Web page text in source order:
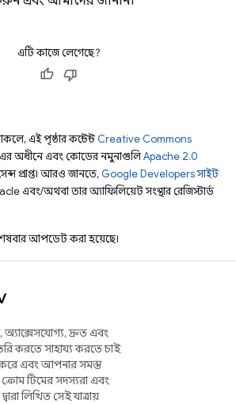
এটি কাজে লেগেছে?
এই পৃষ্ঠার কন্টেন্ট Creative Commons
অধীনে এবং কোডের নমুনাগুলিApache 2.0
প্রাপ্ত। আরও জানতে, Google Developers সাইট
এবং/অথবা তার অ্যাফিলিয়েট সংস্থার রেজিস্টার্ড
আপডেট করা হয়েছে।
দ্রুত এবং
করতে সাহায্য করতে চাই
করে এবং আপনার সমস্ত
টিমের সদস্যরা এবং
লিখিত সেই যাত্রায়